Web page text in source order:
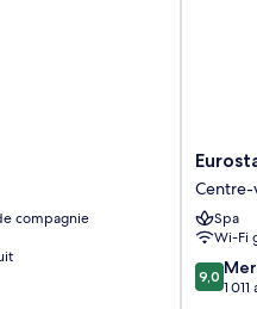
compagnie
Book
Hotel
Centre-
ville
de
Munich
Centre-
Spa
Wi-Fi
9.0
sur
9,0
1 011